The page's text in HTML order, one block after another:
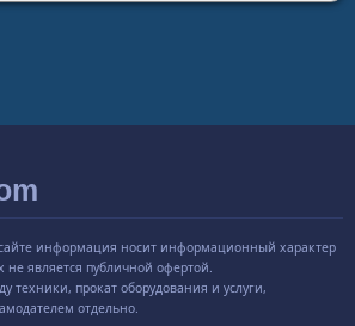
информация носит информационный характер
не является публичной офертой.
техники, прокат оборудования и услуги,
отдельно.